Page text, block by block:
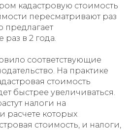
кадастровую стоимость
пересматривают раз
предлагает
раз в 2 года.
соответствующие
На практике
стоимость
быстрее увеличиваться.
налоги на
расчете которых
стоимость, и налоги,